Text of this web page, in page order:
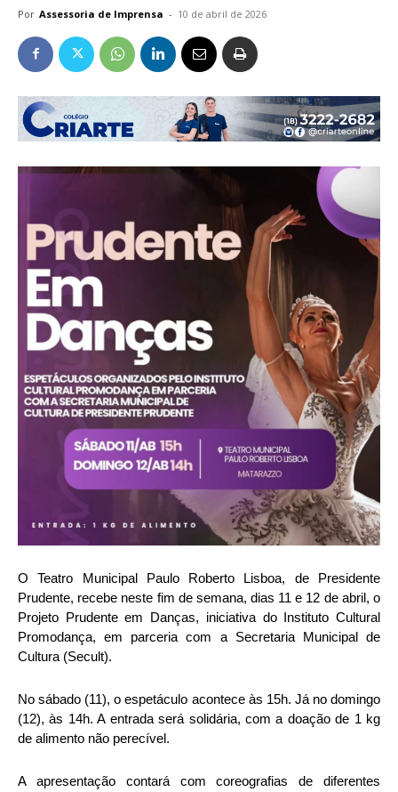
Por Assessoria de Imprensa - 10 de abril de 2026
O Teatro Municipal Paulo Roberto Lisboa, de Presidente
Prudente, recebe neste fim de semana, dias 11 e 12 de abril, o
Projeto Prudente em Danças, iniciativa do Instituto Cultural
Promodança, em parceria com a Secretaria Municipal de
Cultura (Secult).
No sábado (11), o espetáculo acontece às 15h. Já no domingo
(12), às 14h. A entrada será solidária, com a doação de 1 kg
de alimento não perecível.
A apresentação contará com coreografias de diferentes